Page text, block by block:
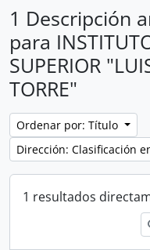
1 Descripción
para
SUPERIOR
TORRE"
Ordenar por: Título
Dirección: Clasificación
1 resultados